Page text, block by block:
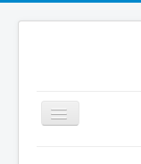
Basculer
la